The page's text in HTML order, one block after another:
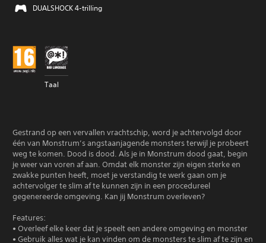
DUALSHOCK 4-trilling
Taal
Gestrand op een vervallen vrachtschip, word je achtervolgd door
één van Monstrum’s angstaanjagende monsters terwijl je probeert
weg te komen. Dood is dood. Als je in Monstrum dood gaat, begin
je weer van voren af aan. Omdat elk monster zijn eigen sterke en
zwakke punten heeft, moet je verstandig te werk gaan om je
achtervolger te slim af te kunnen zijn in een procedureel
gegenereerde omgeving. Kan jij Monstrum overleven?
Features:
• Overleef elke keer dat je speelt een andere omgeving en monster
• Gebruik alles wat je kan vinden om de monsters te slim af te zijn en